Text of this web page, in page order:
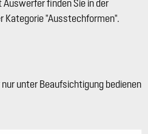
finden Sie in der
Kategorie "Ausstechformen".
nur unter Beaufsichtigung bedienen